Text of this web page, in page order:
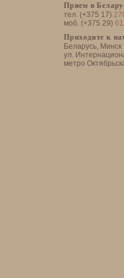
Прием в
тел. (+375 17)
моб. (+375 29)
Приходите к
Беларусь, Минск
ул.
метро